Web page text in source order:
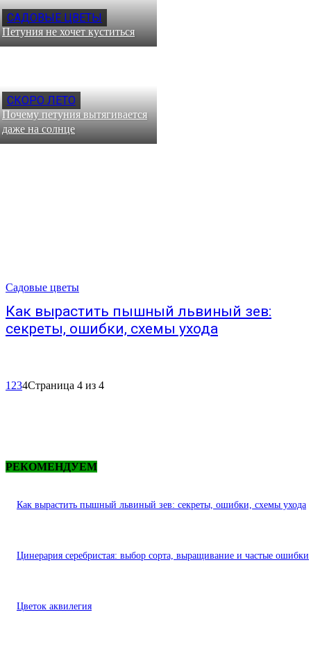
САДОВЫЕ ЦВЕТЫ
Петуния не хочет куститься
СКОРО ЛЕТО
Почему петуния вытягивается
даже на солнце
Садовые цветы
Как вырастить пышный львиный зев:
секреты, ошибки, схемы ухода
1 234Страница 4 из 4
РЕКОМЕНДУЕМ
Как вырастить пышный львиный зев: секреты, ошибки, схемы ухода
Цинерария серебристая: выбор сорта, выращивание и частые ошибки
Цветок аквилегия